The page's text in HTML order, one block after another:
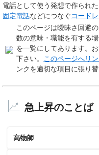
電話として使う発想で作られた
固定電話などにつなぐコード
このページは曖昧さ回避
数の意味・職能を有する
を一覧にしてあります。
下さい。 このページへリ
ンクを適切な項目に張り替
急上昇のことば
高物師